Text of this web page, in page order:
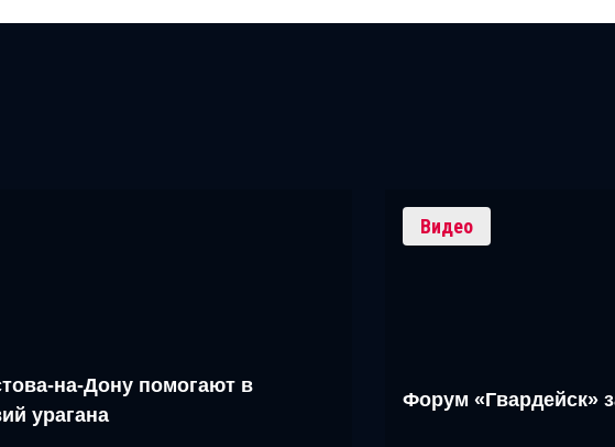
на-Дону помогают в
урагана
Видео
Форум «Гвардейск»